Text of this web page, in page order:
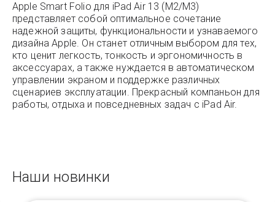
Apple Smart Folio для iPad Air 13 (M2/M3)
представляет собой оптимальное сочетание
надежной защиты, функциональности и узнаваемого
дизайна Apple. Он станет отличным выбором для тех,
кто ценит легкость, тонкость и эргономичность в
аксессуарах, а также нуждается в автоматическом
управлении экраном и поддержке различных
сценариев эксплуатации. Прекрасный компаньон для
работы, отдыха и повседневных задач с iPad Air.
Наши новинки